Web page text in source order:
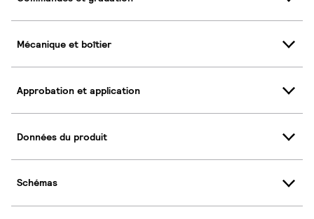
Mécanique et boîtier
Approbation et application
Données du produit
Schémas